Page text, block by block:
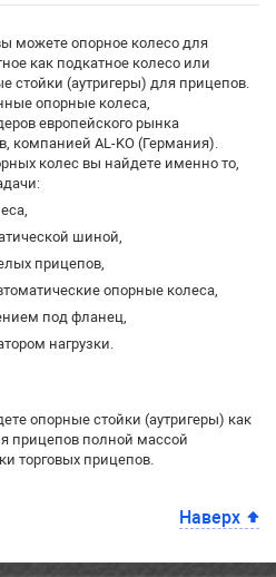
можете опорное колесо для
как подкатное колесо или
стойки (аутригеры) для прицепов.
опорные колеса,
европейского рынка
компанией AL-KO (Германия).
колес вы найдете именно то,
шиной,
прицепов,
опорные колеса,
под фланец,
нагрузки.
опорные стойки (аутригеры) как
прицепов полной массой
торговых прицепов.
Наверх